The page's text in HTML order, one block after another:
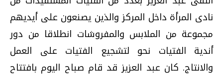
نادى المرأة داخل المركز والذين يصنعون على أيديهم
مجموعة من الملابس والمفروشات انطلاقا من دور
أندية الفتيات نحو لتشجيع الفتيات على العمل
والانتاج. كان عبد العزيز قد قام صباح اليوم بافتتاح